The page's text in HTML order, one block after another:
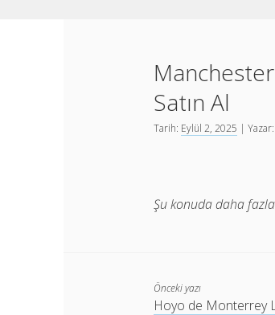
Satın Al
Tarih: Eylül 2, 2025 |
Şu konuda daha fazla
Önceki yazı
Hoyo de Monterrey